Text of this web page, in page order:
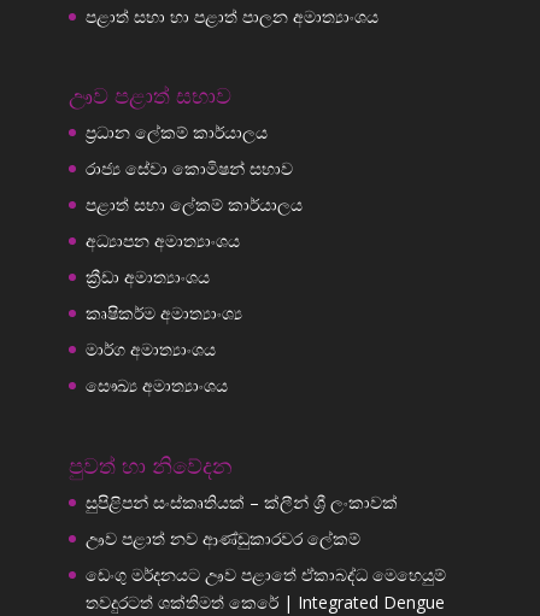
පළාත් සභා හා පළාත් පාලන අමාත්‍යාංශය
ඌව පළාත් සභාව
ප්‍රධාන ලේකම් කාර්යාලය
රාජ්‍ය සේවා කොමිෂන් සභාව
පළාත් සභා ලේකම් කාර්යාලය
අධ්‍යාපන අමාත්‍යාංශය
ක්‍රීඩා අමාත්‍යාංශය
කෘෂිකර්ම අමාත්‍යාංශ්‍ය
මාර්ග අමාත්‍යාංශය
සෞඛ්‍ය අමාත්‍යාංශය
පුවත් හා නිවේදන
සුපිළිපන් සංස්කෘතියක් – ක්ලීන් ශ්‍රී ලංකාවක්
ඌව පළාත් නව ආණ්ඩුකාරවර ලේකම්
ඩෙංගු මර්දනයට ඌව පළාතේ ඒකාබද්ධ මෙහෙයුම්
තවදුරටත් ශක්තිමත් කෙරේ | Integrated Dengue